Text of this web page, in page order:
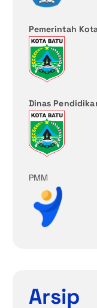
Pemerintah
Dinas
PMM
Arsip